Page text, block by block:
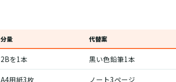
分量 代替案
2Bを1本 黒い色鉛筆1本
A4用紙3枚 ノート3ページ